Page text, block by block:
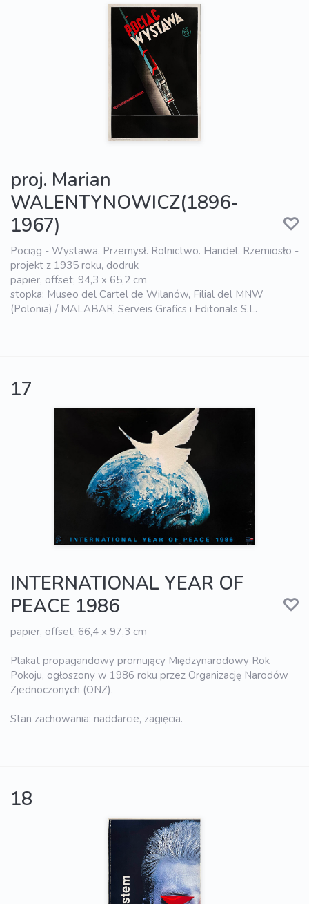
proj. Marian
WALENTYNOWICZ(1896-
1967)
Pociąg - Wystawa. Przemysł. Rolnictwo. Handel. Rzemiosło -
projekt z 1935 roku, dodruk
papier, offset; 94,3 x 65,2 cm
stopka: Museo del Cartel de Wilanów, Filial del MNW
(Polonia) / MALABAR, Serveis Grafics i Editorials S.L.
17
INTERNATIONAL YEAR OF
PEACE 1986
papier, offset; 66,4 x 97,3 cm
Plakat propagandowy promujący Międzynarodowy Rok
Pokoju, ogłoszony w 1986 roku przez Organizację Narodów
Zjednoczonych (ONZ).
Stan zachowania: naddarcie, zagięcia.
18